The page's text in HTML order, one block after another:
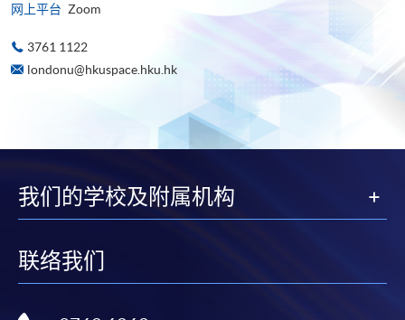
网上平台 Zoom
3761 1122
londonu@hkuspace.hku.hk
我们的学校及附属机构
联络我们